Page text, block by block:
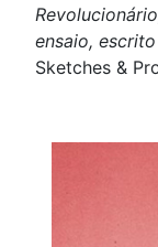
ensaio,
Sketches &